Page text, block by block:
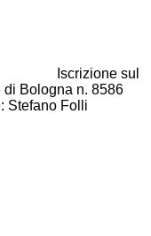
Iscrizione sul
di Bologna n. 8586
Stefano Folli